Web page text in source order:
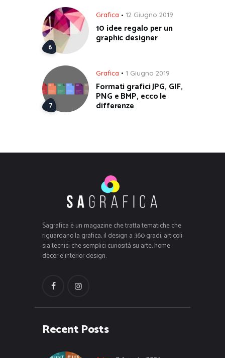
Grafica 12 Giugno 2019
10 idee regalo per un
graphic designer
Grafica 1 Giugno 2019
Formati grafici JPG, GIF,
PNG e BMP, ecco le
differenze
Sagrafica è un magazine che tratta tematiche che
riguardano la grafica, il design a 360 gradi, articoli
sia tecnici che semplici curiosità su arte, home
decor e interior design.
Recent Posts